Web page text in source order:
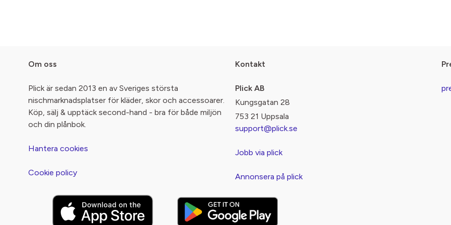
Om oss
Plick är sedan 2013 en av Sveriges största
nischmarknadsplatser för kläder, skor och accessoarer.
Köp, sälj & upptäck second-hand - bra för både miljön
och din plånbok.
Hantera cookies
Cookie policy
Kontakt
Plick AB
Kungsgatan 28
753 21 Uppsala
support@plick.se
Jobb via plick
Annonsera på plick